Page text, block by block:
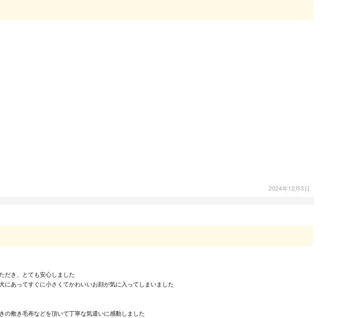
2024年12月3日
だき、とても安心しました
あってすぐに小さくてかわいいお顔が気に入ってしまいました
敷き毛布などを頂いて丁寧な気遣いに感動しました